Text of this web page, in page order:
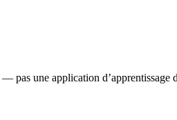
— pas une application d’apprentissage